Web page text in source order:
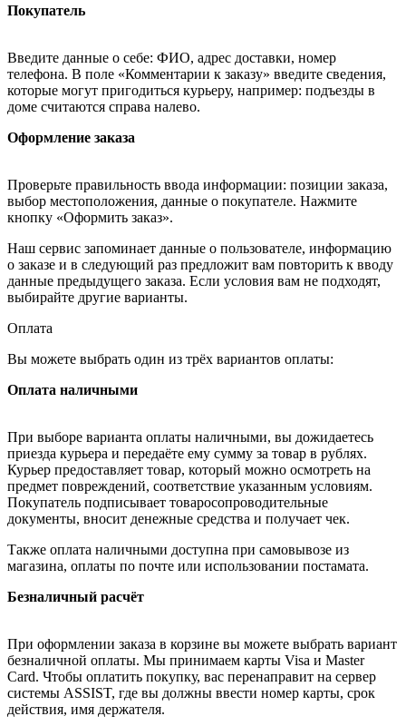
Покупатель
Введите данные о себе: ФИО, адрес доставки, номер
телефона. В поле «Комментарии к заказу» введите сведения,
которые могут пригодиться курьеру, например: подъезды в
доме считаются справа налево.
Оформление заказа
Проверьте правильность ввода информации: позиции заказа,
выбор местоположения, данные о покупателе. Нажмите
кнопку «Оформить заказ».
Наш сервис запоминает данные о пользователе, информацию
о заказе и в следующий раз предложит вам повторить к вводу
данные предыдущего заказа. Если условия вам не подходят,
выбирайте другие варианты.
Оплата
Вы можете выбрать один из трёх вариантов оплаты:
Оплата наличными
При выборе варианта оплаты наличными, вы дожидаетесь
приезда курьера и передаёте ему сумму за товар в рублях.
Курьер предоставляет товар, который можно осмотреть на
предмет повреждений, соответствие указанным условиям.
Покупатель подписывает товаросопроводительные
документы, вносит денежные средства и получает чек.
Также оплата наличными доступна при самовывозе из
магазина, оплаты по почте или использовании постамата.
Безналичный расчёт
При оформлении заказа в корзине вы можете выбрать вариант
безналичной оплаты. Мы принимаем карты Visa и Master
Card. Чтобы оплатить покупку, вас перенаправит на сервер
системы ASSIST, где вы должны ввести номер карты, срок
действия, имя держателя.